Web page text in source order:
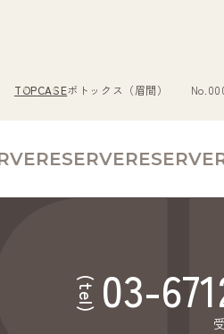
TOPCASEボトックス（眉間）
RESERVERESERVE
(tel) 03-